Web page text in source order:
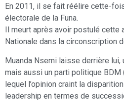
En 2011, il se fait réélire cette-
électorale de la Funa.
Il meurt après avoir postulé cette
Nationale dans la circonscription
Muanda Nsemi laisse derrière lui,
mais aussi un parti politique BDM
lequel l’opinion craint la
leadership en termes de